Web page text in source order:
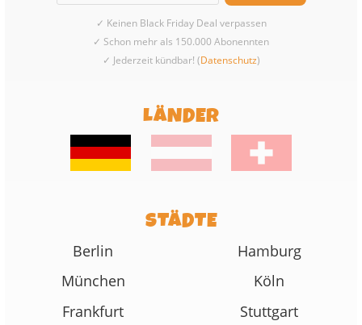
✓ Keinen Black Friday Deal verpassen
✓ Schon mehr als 150.000 Abonennten
✓ Jederzeit kündbar! (Datenschutz)
LÄNDER
STÄDTE
Berlin
Hamburg
München
Köln
Frankfurt
Stuttgart